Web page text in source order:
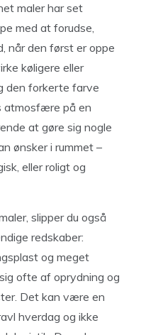
maler har set
med at forudse,
når den først er oppe
køligere eller
den forkerte farve
atmosfære på en
at gøre sig nogle
ønsker i rummet –
eller roligt og
slipper du også
redskaber:
og meget
ofte af oprydning og
Det kan være en
hverdag og ikke